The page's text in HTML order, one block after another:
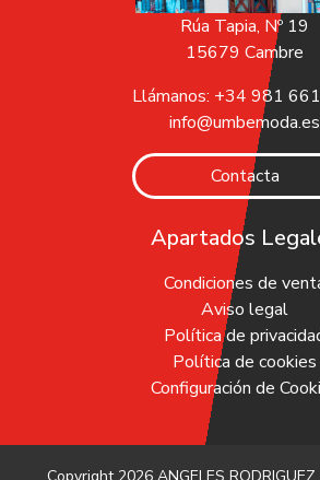
Rúa Tapia, Nº 19
15679 Cambre
Llámanos: +34 981
info@umbemoda.es
Contacta
Apartados
Condiciones de
Aviso legal
Política de
Política de cookies
Configuración de